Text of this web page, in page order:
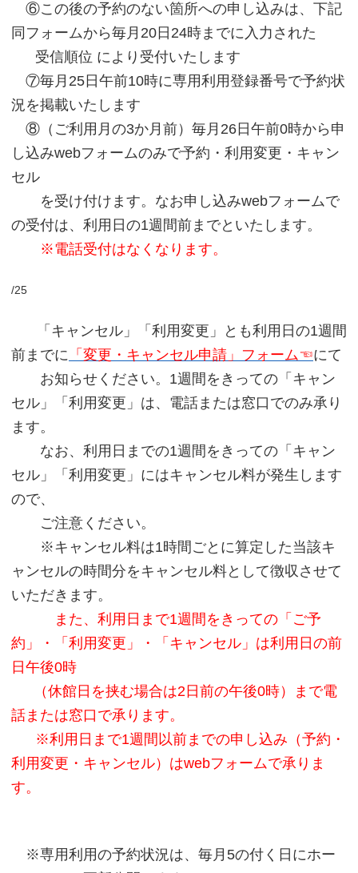
⑥この後の予約のない箇所への申し込みは、下記
同フォームから毎月20日24時までに入力された
受信順位 により受付いたします
⑦毎月25日午前10時に専用利用登録番号で予約状
況を掲載いたします
⑧（ご利用月の3か月前）毎月26日午前0時から申
し込みwebフォームのみで予約・利用変更・キャン
セル
を受け付けます。 なお申し込みwebフォームで
の受付は、利用日の1週間前までといたします。
※電話受付はなくなります。
/25
「キャンセル」「利用変更」とも利用日の1週間
前までに 「変更・キャンセル申請」フォーム☜にて
お知らせください。1週間をきっての「キャン
セル」「利用変更」は、電話または窓口でのみ承り
ます。
なお、利用日までの1週間をきっての「キャン
セル」「利用変更」にはキャンセル料が発生します
ので、
ご注意ください。
※キャンセル料は1時間ごとに算定した当該キ
ャンセルの時間分をキャンセル料として徴収させて
いただきます。
また、利用日まで1週間をきっての「ご予
約」・「利用変更」・「キャンセル」は利用日の前
日午後0時
（休館日を挟む場合は2日前の午後0時）まで電
話または窓口で承ります。
※利用日まで1週間以前までの申し込み（予約・
利用変更・キャンセル）はwebフォームで承りま
す。
※専用利用の予約状況は、毎月5の付く日にホー